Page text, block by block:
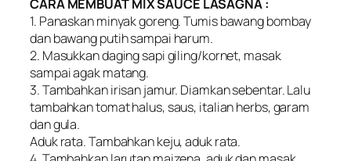
CARA MEMBUAT MIX SAUCE LASAGNA :
1. Panaskan minyak goreng. Tumis bawang bombay
dan bawang putih sampai harum.
2. Masukkan daging sapi giling/kornet, masak
sampai agak matang.
3. Tambahkan irisan jamur. Diamkan sebentar. Lalu
tambahkan tomat halus, saus, italian herbs, garam
dan gula.
Aduk rata. Tambahkan keju, aduk rata.